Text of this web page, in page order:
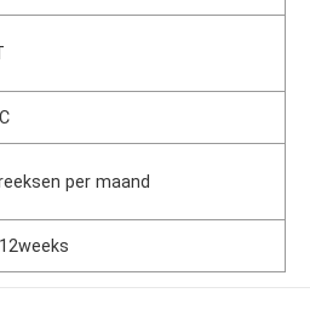
per maand